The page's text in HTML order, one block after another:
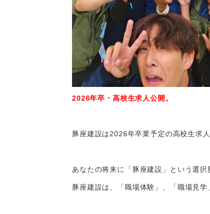
2026年卒・高校生求人公開。
豚座建設は2026年卒業予定の高校生求
あなたの将来に「豚座建設」という選択
豚座建設は、「職場体験」、「職場見学